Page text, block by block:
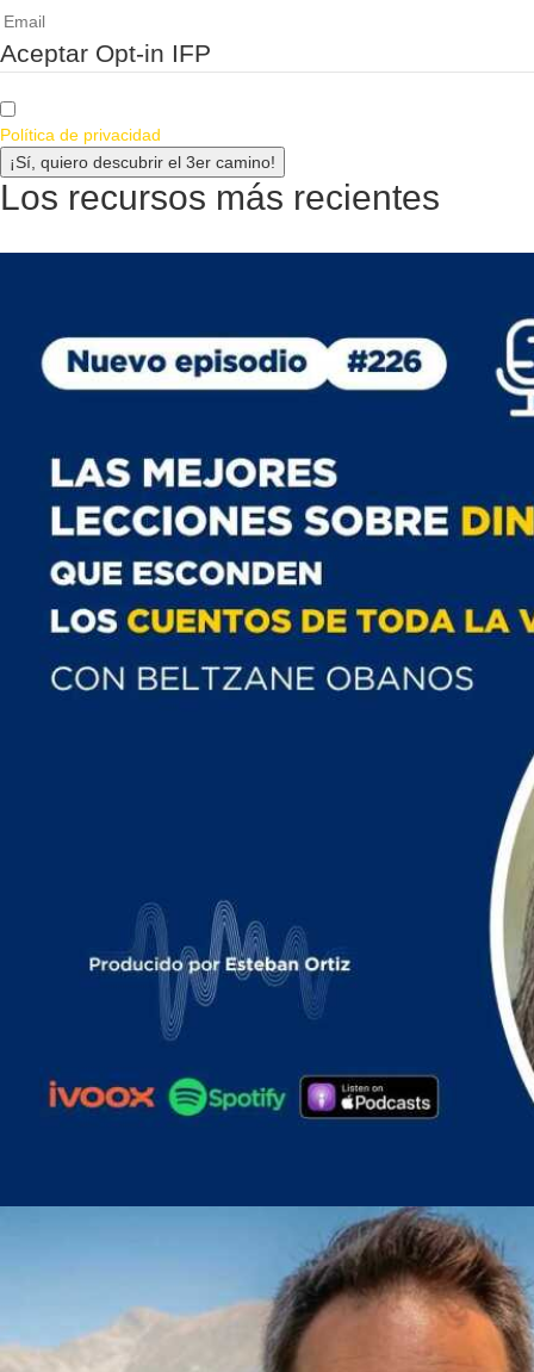
Aceptar Opt-in IFP
Política de privacidad
¡Sí, quiero descubrir el 3er camino!
Los recursos más recientes